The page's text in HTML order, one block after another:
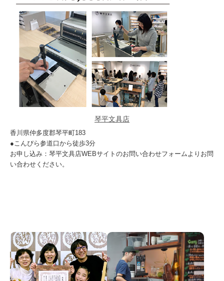
琴平文具店
香川県仲多度郡琴平町183
●こんぴら参道口から徒歩3分
お申し込み：琴平文具店WEBサイトのお問い合わせフォームよりお問
い合わせください。